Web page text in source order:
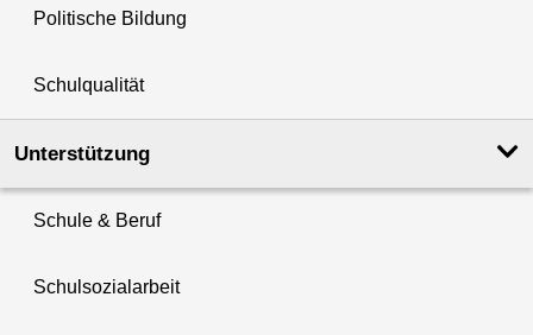
Politische Bildung
Schulqualität
Unterstützung
Schule & Beruf
Schulsozialarbeit